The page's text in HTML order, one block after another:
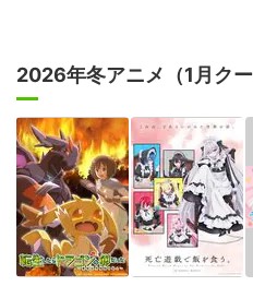
2026年冬アニメ（1月ク